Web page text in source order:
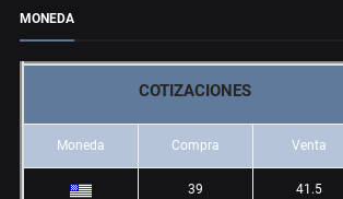
MONEDA
COTIZACIONES
Moneda Compra Venta
39 41.5